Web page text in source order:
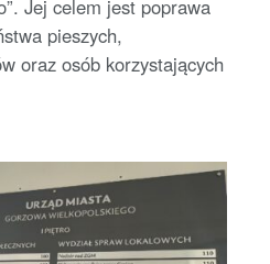
Jej celem jest poprawa
pieszych,
oraz osób korzystających